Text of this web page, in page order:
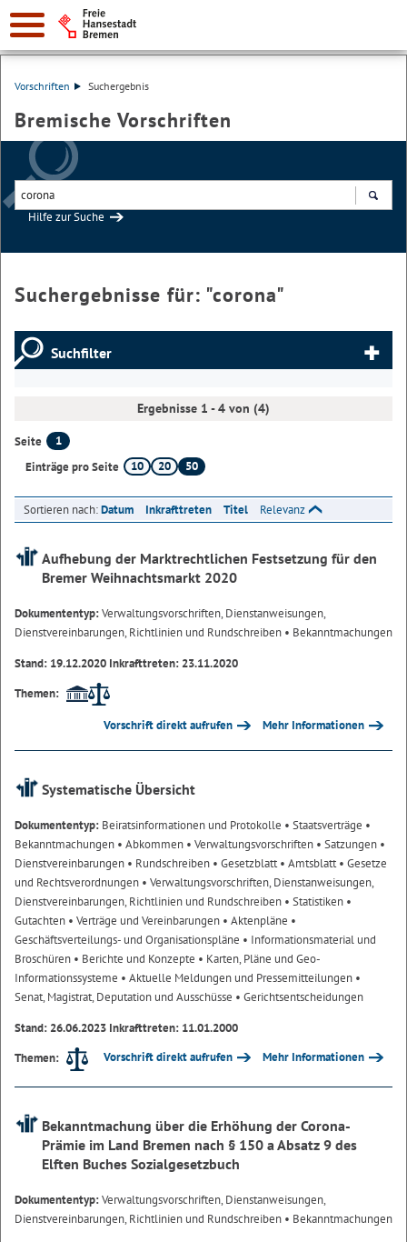
Vorschriften Suchergebnis
Bremische Vorschriften
Hilfe zur Suche
Suchergebnisse für: "corona"
Suchfilter
Ergebnisse 1 - 4 von (4)
Seite
1
Einträge pro Seite
10 20 50
Sortieren nach:Datum Inkrafttreten Titel Relevanz
Aufhebung der Marktrechtlichen Festsetzung für den
Bremer Weihnachtsmarkt 2020
Dokumententyp:Verwaltungsvorschriften, Dienstanweisungen,
Dienstvereinbarungen, Richtlinien und Rundschreiben • Bekanntmachungen
Stand: 19.12.2020 Inkrafttreten: 23.11.2020
Themen:
Vorschrift direkt aufrufen Mehr Informationen
Systematische Übersicht
Dokumententyp: Beiratsinformationen und Protokolle • Staatsverträge •
Bekanntmachungen • Abkommen • Verwaltungsvorschriften • Satzungen •
Dienstvereinbarungen • Rundschreiben • Gesetzblatt• Amtsblatt• Gesetze
und Rechtsverordnungen • Verwaltungsvorschriften, Dienstanweisungen,
Dienstvereinbarungen, Richtlinien und Rundschreiben • Statistiken •
Gutachten • Verträge und Vereinbarungen • Aktenpläne •
Geschäftsverteilungs- und Organisationspläne • Informationsmaterial und
Broschüren • Berichte und Konzepte • Karten, Pläne und Geo-
Informationssysteme • Aktuelle Meldungen und Pressemitteilungen •
Senat, Magistrat, Deputation und Ausschüsse • Gerichtsentscheidungen
Stand: 26.06.2023 Inkrafttreten: 11.01.2000
Themen:
Vorschrift direkt aufrufen Mehr Informationen
Bekanntmachung über die Erhöhung der Corona-
Prämie im Land Bremen nach § 150 a Absatz 9 des
Elften Buches Sozialgesetzbuch
Dokumententyp:Verwaltungsvorschriften, Dienstanweisungen,
Dienstvereinbarungen, Richtlinien und Rundschreiben • Bekanntmachungen